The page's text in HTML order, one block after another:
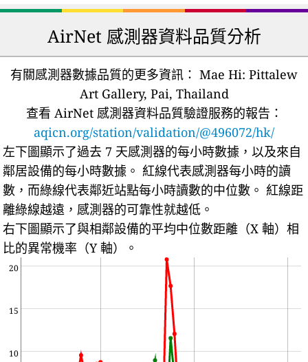
AirNet 感測器資料品質分析
有關感測器數據品質的更多資訊： Mae Hi: Pittalew
Art Gallery, Pai, Thailand
查看 AirNet 感測器資料品質驗證服務的報告：
aqicn.org/station/validation/@496072/hk/
左下圖顯示了過去 7 天感測器的每小時數據，以及來自
鄰居設備的每小時數據。 紅線代表感測器每小時的讀
數，而綠線代表鄰近站點每小時讀數的中位數。 紅線距
離綠線越遠，感測器的可靠性就越低。
右下圖顯示了與相鄰設備的平均中位數距離（X 軸）相
比的異常機率（Y 軸）。
10
15
20